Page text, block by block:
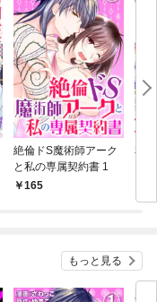
絶倫ドS魔術師アーク
と私の専属契約書 1
165
私
婚
もっと見る